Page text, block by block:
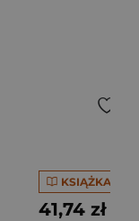
KSIĄŻKA
41,74 zł